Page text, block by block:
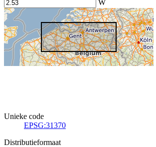
W
Unieke code
EPSG:31370
Distributieformaat